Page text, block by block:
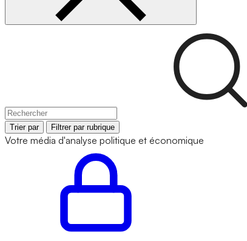
Trier par Filtrer par rubrique
Votre média d'analyse politique et économique